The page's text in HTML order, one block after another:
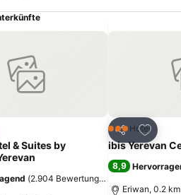
hinzufügen
& Suites by
(2.904 Bewertungen
Teilen
Zu
3 SterneHotel
ibis Yerevan
8,9
Eriwan, 0.2